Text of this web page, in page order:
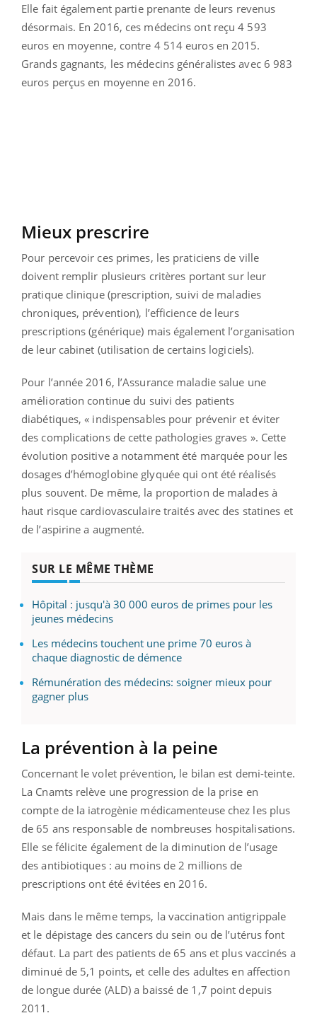
Elle fait également partie prenante de leurs revenus
désormais. En 2016, ces médecins ont reçu 4 593
euros en moyenne, contre 4 514 euros en 2015.
Grands gagnants, les médecins généralistes avec 6 983
euros perçus en moyenne en 2016.
Mieux prescrire
Pour percevoir ces primes, les praticiens de ville
doivent remplir plusieurs critères portant sur leur
pratique clinique (prescription, suivi de maladies
chroniques, prévention), l’efficience de leurs
prescriptions (générique) mais également l’organisation
de leur cabinet (utilisation de certains logiciels).
Pour l’année 2016, l’Assurance maladie salue une
amélioration continue du suivi des patients
diabétiques, « indispensables pour prévenir et éviter
des complications de cette pathologies graves ». Cette
évolution positive a notamment été marquée pour les
dosages d’hémoglobine glyquée qui ont été réalisés
plus souvent. De même, la proportion de malades à
haut risque cardiovasculaire traités avec des statines et
de l’aspirine a augmenté.
SUR LE MÊME THÈME
Hôpital : jusqu'à 30 000 euros de primes pour les
jeunes médecins
Les médecins touchent une prime 70 euros à
chaque diagnostic de démence
Rémunération des médecins: soigner mieux pour
gagner plus
La prévention à la peine
Concernant le volet prévention, le bilan est demi-teinte.
La Cnamts relève une progression de la prise en
compte de la iatrogènie médicamenteuse chez les plus
de 65 ans responsable de nombreuses hospitalisations.
Elle se félicite également de la diminution de l’usage
des antibiotiques : au moins de 2 millions de
prescriptions ont été évitées en 2016.
Mais dans le même temps, la vaccination antigrippale
et le dépistage des cancers du sein ou de l’utérus font
défaut. La part des patients de 65 ans et plus vaccinés a
diminué de 5,1 points, et celle des adultes en affection
de longue durée (ALD) a baissé de 1,7 point depuis
2011.